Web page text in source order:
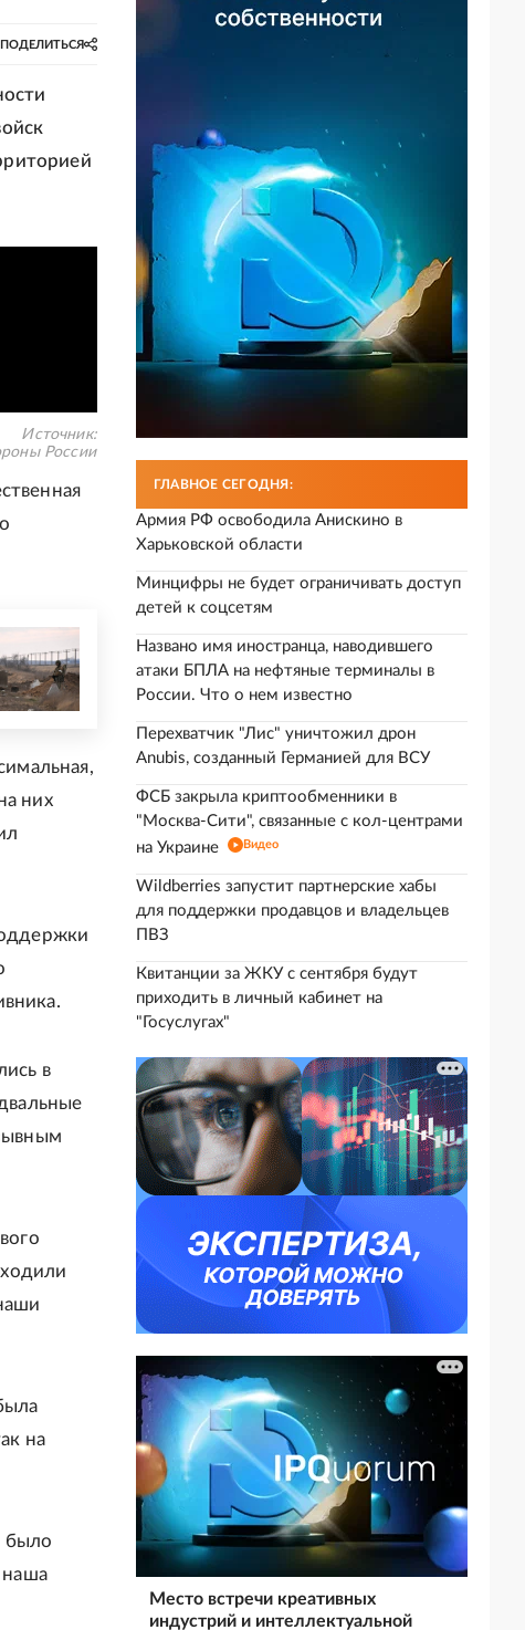
ПОДЕЛИТЬСЯ
Источник:
России
них
в
на
было
наша
ГЛАВНОЕ СЕГОДНЯ:
Армия РФ освободила Анискино в
Харьковской области
Минцифры не будет ограничивать доступ
детей к соцсетям
Названо имя иностранца, наводившего
атаки БПЛА на нефтяные терминалы в
России. Что о нем известно
Перехватчик "Лис" уничтожил дрон
Anubis, созданный Германией для ВСУ
ФСБ закрыла криптообменники в
"Москва-Сити", связанные с кол-центрами
на Украине
Видео
Wildberries запустит партнерские хабы
для поддержки продавцов и владельцев
ПВЗ
Квитанции за ЖКУ с сентября будут
приходить в личный кабинет на
"Госуслугах"
Место встречи креативных
индустрий и интеллектуальной